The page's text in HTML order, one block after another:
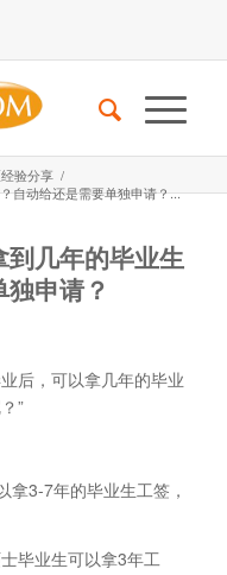
验分享 /
自动给还是需要单独申请？...
几年的毕业生
申请？
后，可以拿几年的毕业
”
拿3-7年的毕业生工签，
毕业生可以拿3年工